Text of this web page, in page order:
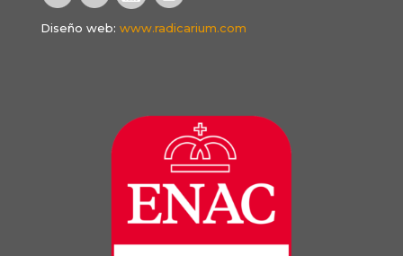
Diseño web: www.radicarium.com